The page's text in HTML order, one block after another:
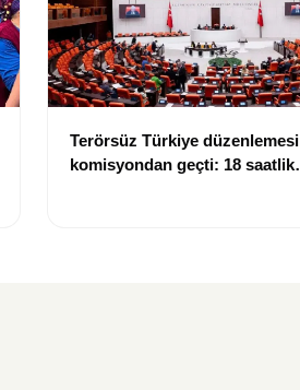
Terörsüz Türkiye düzenlemesi
komisyondan geçti: 18 saatlik